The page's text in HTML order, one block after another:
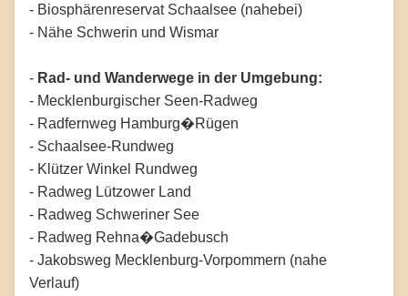
- Biosphärenreservat Schaalsee (nahebei)
- Nähe Schwerin und Wismar
- Rad- und Wanderwege in der Umgebung:
- Mecklenburgischer Seen-Radweg
- Radfernweg Hamburg�Rügen
- Schaalsee-Rundweg
- Klützer Winkel Rundweg
- Radweg Lützower Land
- Radweg Schweriner See
- Radweg Rehna�Gadebusch
- Jakobsweg Mecklenburg-Vorpommern (nahe
Verlauf)